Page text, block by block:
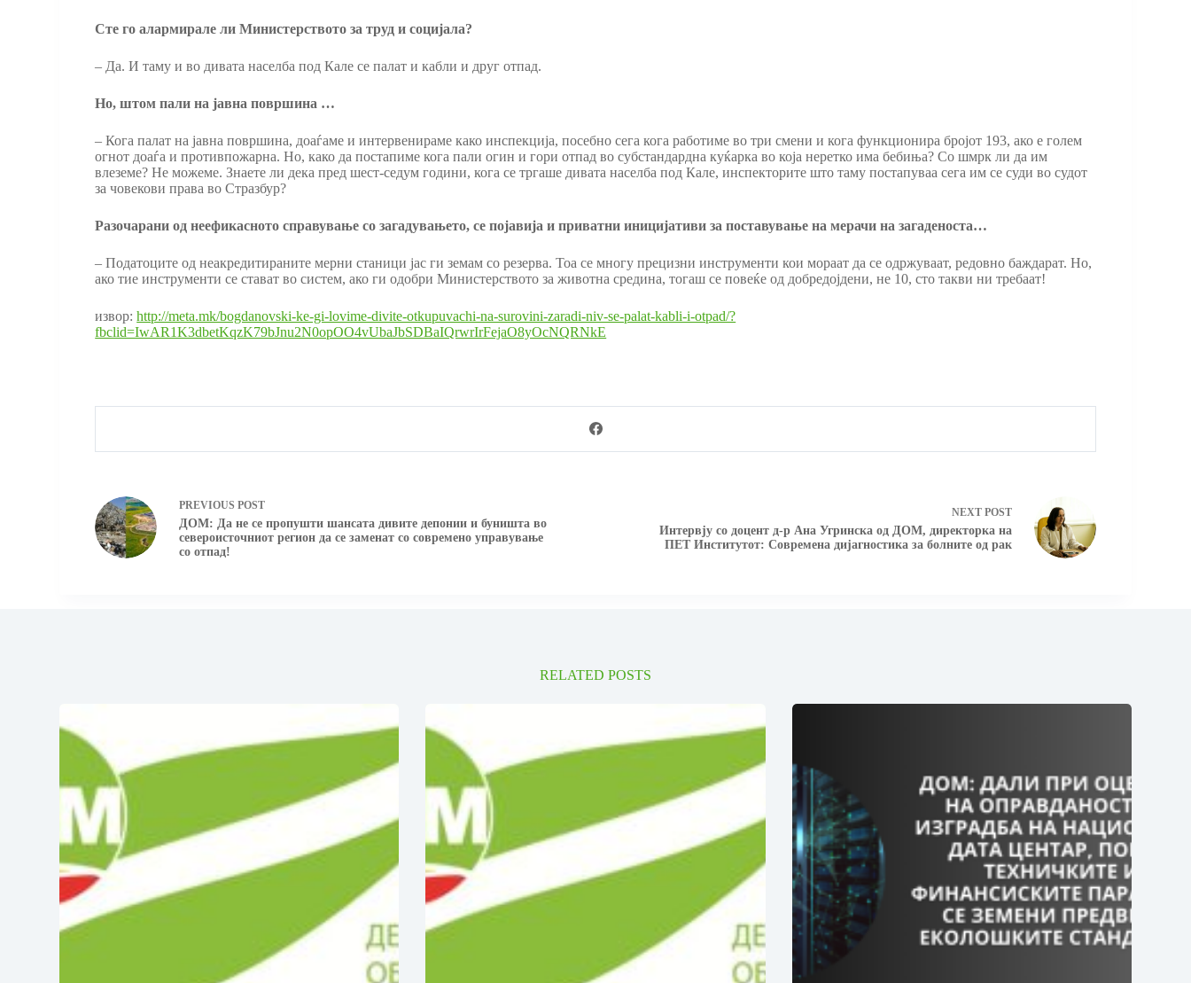
Сте го алармирале ли Министерството за труд и социјала?
– Да. И таму и во дивата населба под Кале се палат и кабли и друг отпад.
Но, штом пали на јавна површина …
– Кога палат на јавна површина, доаѓаме и интервенираме како инспекција, посебно сега кога работиме во три смени и кога функционира бројот 193, ако е голем
огнот доаѓа и противпожарна. Но, како да постапиме кога пали огин и гори отпад во субстандардна куќарка во која неретко има бебиња? Со шмрк ли да им
влеземе? Не можеме. Знаете ли дека пред шест-седум години, кога се тргаше дивата населба под Кале, инспекторите што таму постапуваа сега им се суди во судот
за човекови права во Стразбур?
Разочарани од неефикасното справување со загадувањето, се појавија и приватни иницијативи за поставување на мерачи на загаденоста…
– Податоците од неакредитираните мерни станици јас ги земам со резерва. Тоа се многу прецизни инструменти кои мораат да се одржуваат, редовно баждарат. Но,
ако тие инструменти се стават во систем, ако ги одобри Министерството за животна средина, тогаш се повеќе од добредојдени, не 10, сто такви ни требаат!
извор:http://meta.mk/bogdanovski-ke-gi-lovime-divite-otkupuvachi-na-surovini-zaradi-niv-se-palat-kabli-i-otpad/?
fbclid=IwAR1K3dbetKqzK79bJnu2N0opOO4vUbaJbSDBaIQrwrIrFejaO8yOcNQRNkE
PREVIOUSPOST
ДОМ: Да не се пропушти шансата дивите депонии и буништа во
североисточниот регион да се заменат со современо управување
со отпад!
NEXT POST
Интервју со доцент д-р Ана Угринска од ДОМ, директорка на
ПЕТ Институтот: Современа дијагностика за болните од рак
RELATED POSTS